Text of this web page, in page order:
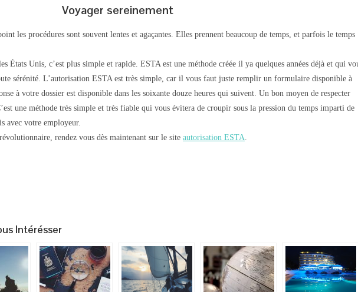
Voyager sereinement
les procédures sont souvent lentes et agaçantes. Elles prennent beaucoup de temps, et parfois le temps
États Unis, c’est plus simple et rapide. ESTA est une méthode créée il ya quelques années déjà et qui
sérénité. L’autorisation ESTA est très simple, car il vous faut juste remplir un formulaire disponible à
à votre dossier est disponible dans les soixante douze heures qui suivent. Un bon moyen de respecter
une méthode très simple et très fiable qui vous évitera de croupir sous la pression du temps imparti de
avec votre employeur.
rendez vous dès maintenant sur le site autorisation ESTA.
Intérésser